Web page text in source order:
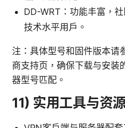
DD-WRT：功能丰富，
技术水平用户。
注：具体型号和固件版本请
商支持页，确保下载与安装
器型号匹配。
11) 实用工具与资